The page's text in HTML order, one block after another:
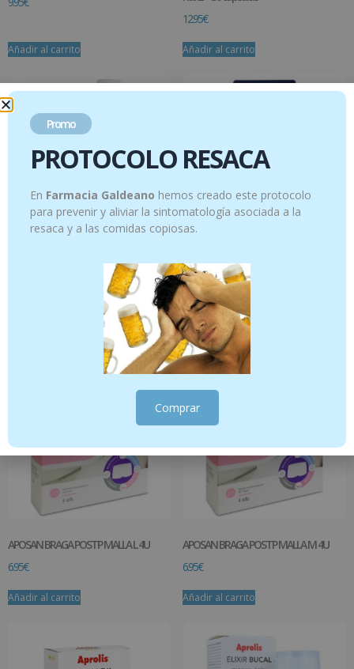
Añadir al carrito
12.95€
Añadir al carrito
Allergoforce – Spray Antiácaros y
Aposán Apósito Reductor de Cicatrices 5
x 30 cm
28.95€
Añadir al carrito
APOSAN BRAGA POSTP MALLA L 4U
6.95€
Añadir al carrito
APOSAN BRAGA POSTP MALLA M 4U
6.95€
Añadir al carrito
Promo
PROTOCOLO RESACA
En Farmacia Galdeano hemos creado este protocolo
para prevenir y aliviar la sintomatología asociada a la
resaca y a las comidas copiosas.
Comprar